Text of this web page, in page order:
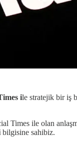
ile stratejik bir iş
Times ile olan
bilgisine sahibiz.